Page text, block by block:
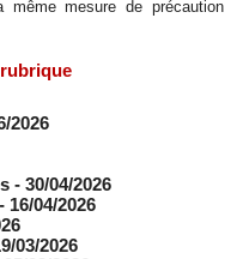
mesure de précaution
2026
- 30/04/2026
- 16/04/2026
03/2026